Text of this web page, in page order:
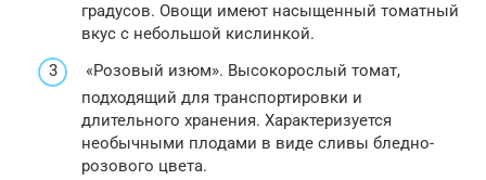
градусов. Овощи имеют насыщенный томатный
вкус с небольшой кислинкой.
«Розовый изюм». Высокорослый томат,
подходящий для транспортировки и
длительного хранения. Характеризуется
необычными плодами в виде сливы бледно-
розового цвета.